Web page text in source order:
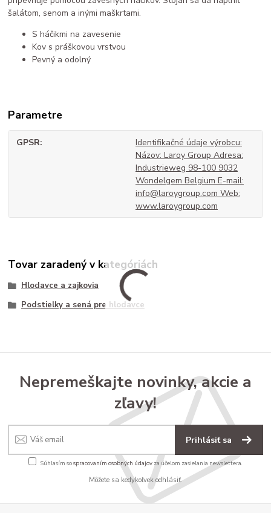
šalátom, senom a inými maškrtami.
S háčikmi na zavesenie
Kov s práškovou vrstvou
Pevný a odolný
Parametre
GPSR
Identifikačné údaje výrobcu:
Názov: Laroy Group Adresa:
Industrieweg 98-100 9032
Wondelgem Belgium E-mail:
info@laroygroup.com Web:
www.laroygroup.com
Tovar zaradený v kategóriách
Hlodavce a zajkovia
Podstielky a sená pre hlodavce
Nepremeškajte novinky, akcie a
zľavy!
Prihlásiť sa
Súhlasím sospracovaním osobných údajov za účelom zasielania newslettera.
Môžete sa kedykoľvek odhlásiť.